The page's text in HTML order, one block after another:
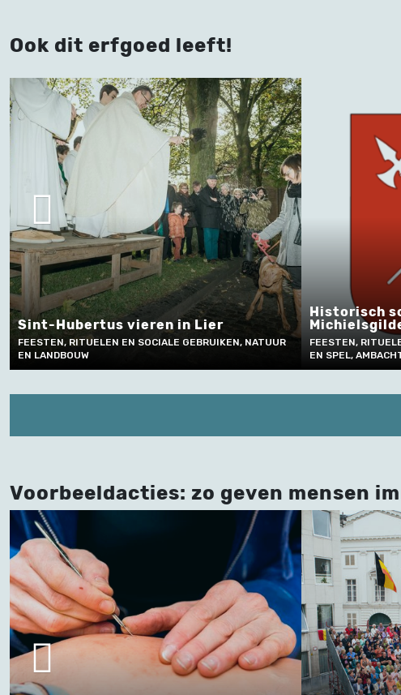
Ook dit erfgoed leeft!
Historisch schermen bij de Sint-
Michielsgilde Antwerpen
FEESTEN, RITUELEN EN SOCIALE GEBRUIKEN, SPORT
EN SPEL, AMBACHT, VAKMANSCHAP EN TECHNIEK
Belleman
VERTELLEN EN
SOCIALE
Voorbeeldacties: zo geven mensen